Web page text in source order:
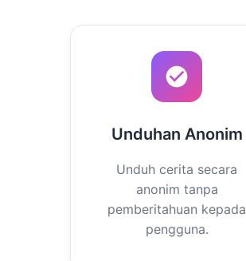
Unduhan Anonim
Unduh cerita secara
anonim tanpa
pemberitahuan kepada
pengguna.